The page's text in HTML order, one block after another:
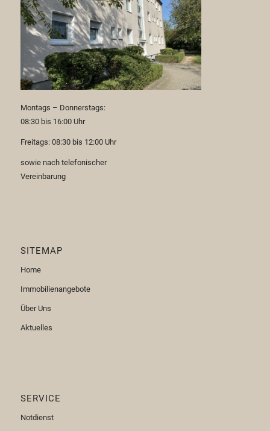
Montags – Donnerstags:
08:30 bis 16:00 Uhr
Freitags: 08:30 bis 12:00 Uhr
sowie nach telefonischer
Vereinbarung
SITEMAP
Home
Immobilienangebote
Über Uns
Aktuelles
SERVICE
Notdienst